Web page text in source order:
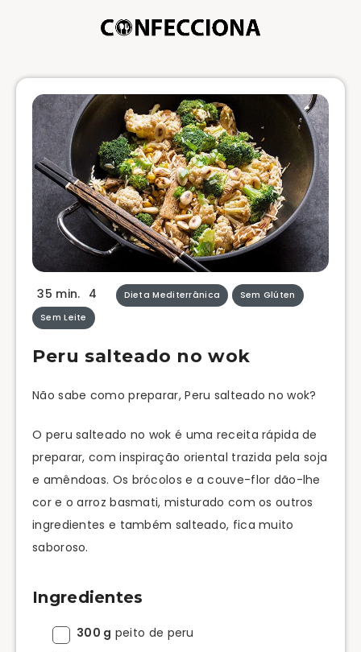
35 min. 4 Dieta Mediterrânica
Sem Glúten
Sem Leite
Peru salteado no wok
Não sabe como preparar, Peru salteado no wok?
O peru salteado no wok é uma receita rápida de
preparar, com inspiração oriental trazida pela soja
e amêndoas. Os brócolos e a couve-flor dão-lhe
cor e o arroz basmati, misturado com os outros
ingredientes e também salteado, fica muito
saboroso.
Ingredientes
300 g peito de peru